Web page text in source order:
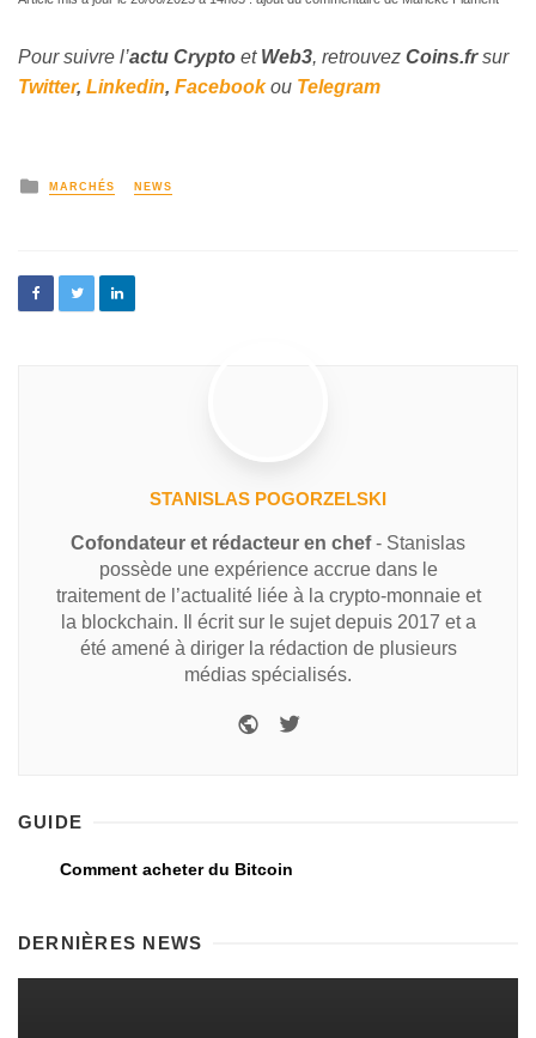
Pour suivre l’actu Crypto et Web3, retrouvez Coins.frsur
Twitter, Linkedin, Facebookou Telegram
MARCHÉS NEWS
STANISLAS POGORZELSKI
Cofondateur et rédacteur en chef- Stanislas
possède une expérience accrue dans le
traitement de l’actualité liée à la crypto-monnaie et
la blockchain. Il écrit sur le sujet depuis 2017 et a
été amené à diriger la rédaction de plusieurs
médias spécialisés.
GUIDE
Comment acheter du Bitcoin
DERNIÈRES NEWS